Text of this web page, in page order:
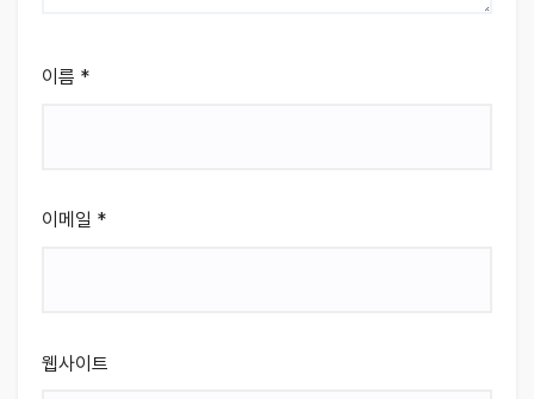
이름 *
이메일 *
웹사이트